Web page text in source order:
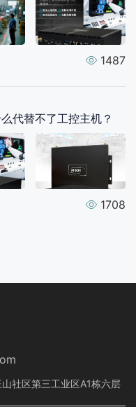
1487
代替不了工控主机？
1708
社区第三工业区A1栋六层